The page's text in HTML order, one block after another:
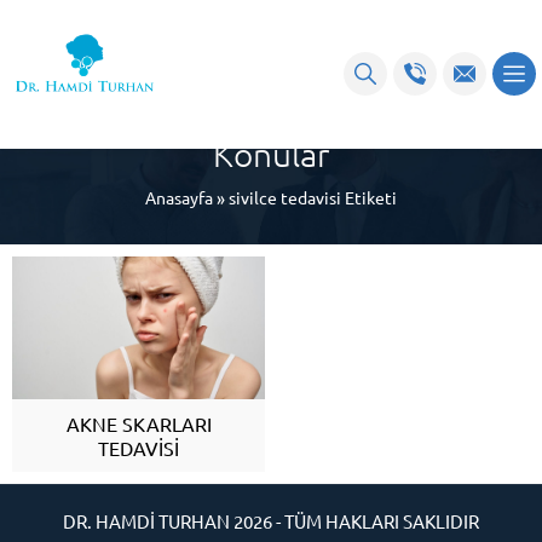
Konular
Anasayfa»sivilce tedavisi Etiketi
AKNE SKARLARI
TEDAVİSİ
DR. HAMDİ TURHAN 2026 - TÜM HAKLARI SAKLIDIR